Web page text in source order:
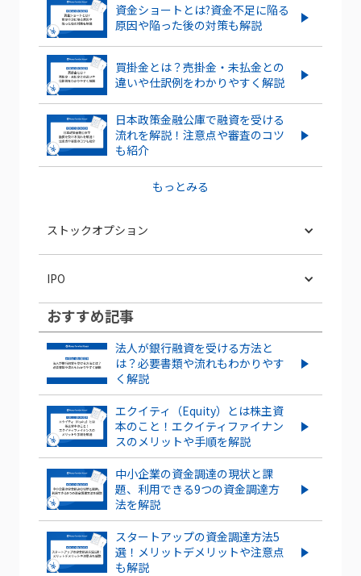
資金ショートとは?資金不足に陥る
原因や陥った後の対策も解説
買掛金とは？売掛金・未払金との
違いや仕訳例をわかりやすく解説
日本政策金融公庫で融資を受ける
流れを解説！注意点や審査のコツ
も紹介
もっとみる
ストックオプション
信託型ストックオプションとは？メリ
ット・デメリットを紹介
類、導入する手順・手続きを紹介
ストックオプション発行は株価にどう影
響する？株価の上昇・下落ケースを紹介
ベンチャー企業のストックオプションと
は？導入するメリット・デメリット、注
意点を解説
IPO
スタートアップがIPOするメリット・デ
メリットとは？成功させるポイントも解
説
IPOとは？POや上場との違いやメリッ
ト・デメリットも解説
もっとみる
おすすめ記事
法人が銀行融資を受ける方法と
は？必要書類や流れもわかりやす
く解説
エクイティ（Equity）とは株主資
本のこと！エクイティファイナン
スのメリットや手順を解説
中小企業の資金調達の現状と課
題、利用できる9つの資金調達方
法を解説
スタートアップの資金調達方法5
選！メリットデメリットや注意点
も解説